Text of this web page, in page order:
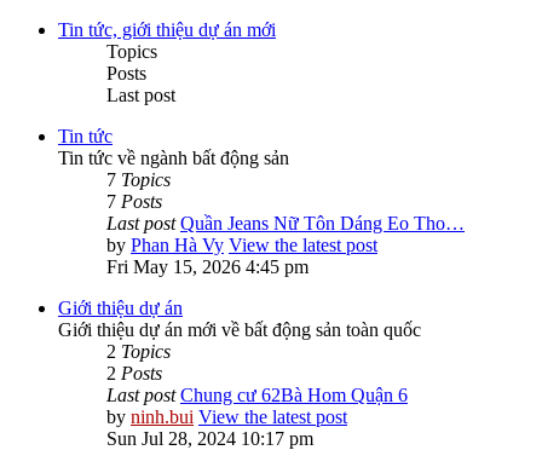
Tin tức, giới thiệu dự án mới
Topics
Posts
Last post
Tin tức
Tin tức về ngành bất động sản
7 Topics
7 Posts
Last post Quần Jeans Nữ Tôn Dáng Eo Tho…
by Phan Hà Vy View the latest post
Fri May 15, 2026 4:45 pm
Giới thiệu dự án
Giới thiệu dự án mới về bất động sản toàn quốc
2 Topics
2 Posts
Last post Chung cư 62Bà Hom Quận 6
by ninh.bui View the latest post
Sun Jul 28, 2024 10:17 pm